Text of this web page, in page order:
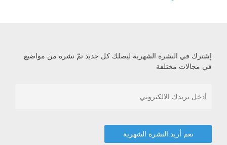
إشترك في النشرة الشهرية ليصلك كل جديد تمّ نشره من مواضيع
في مجالات مختلفة